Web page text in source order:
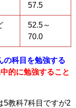
57.5
52.5～
70.0
の科目を勉強する
的に勉強すること
5教科7科目ですが2